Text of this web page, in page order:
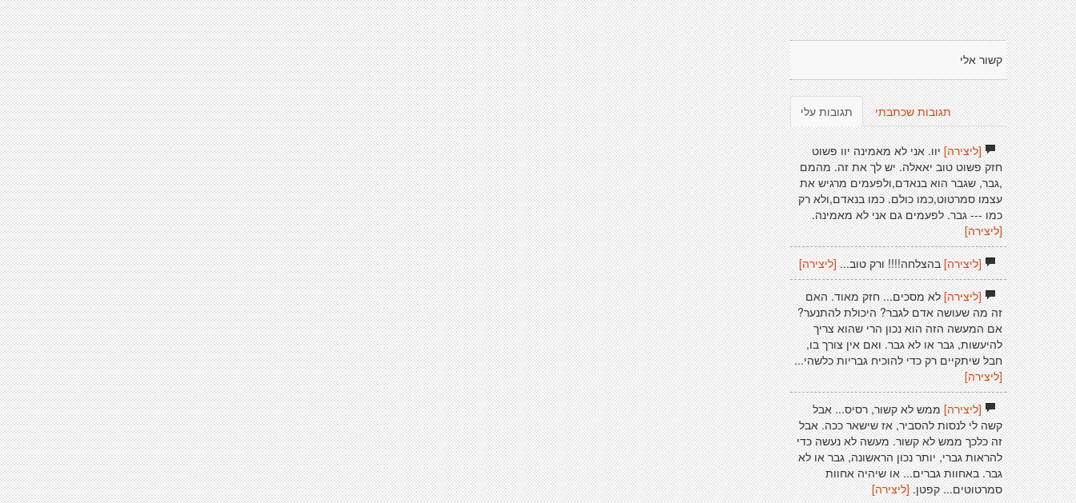
קשור אלי
תגובות עלי תגובות שכתבתי
[ליצירה]יוו. אני לא מאמינה יוו פשוט
חזק פשוט טוב יאאלה. יש לך את זה. מהמם
,גבר, שגבר הוא בנאדם,ולפעמים מרגיש את
עצמו סמרטוט,כמו כולם. כמו בנאדם,ולא רק
כמו --- גבר. לפעמים גם אני לא מאמינה.
[ליצירה]
[ליצירה]בהצלחה!!!! ורק טוב... [ליצירה]
[ליצירה]לא מסכים... חזק מאוד. האם
זה מה שעושה אדם לגבר? היכולת להתנער?
אם המעשה הזה הוא נכון הרי שהוא צריך
להיעשות, גבר או לא גבר. ואם אין צורך בו,
חבל שיתקיים רק כדי להוכיח גבריות כלשהי...
[ליצירה]
[ליצירה]ממש לא קשור, רסיס... אבל
קשה לי לנסות להסביר, אז שישאר ככה. אבל
זה כלכך ממש לא קשור. מעשה לא נעשה כדי
להראות גברי, יותר נכון הראשונה, גבר או לא
גבר. באחוות גברים... או שיהיה אחוות
סמרטוטים... קפטן.[ליצירה]